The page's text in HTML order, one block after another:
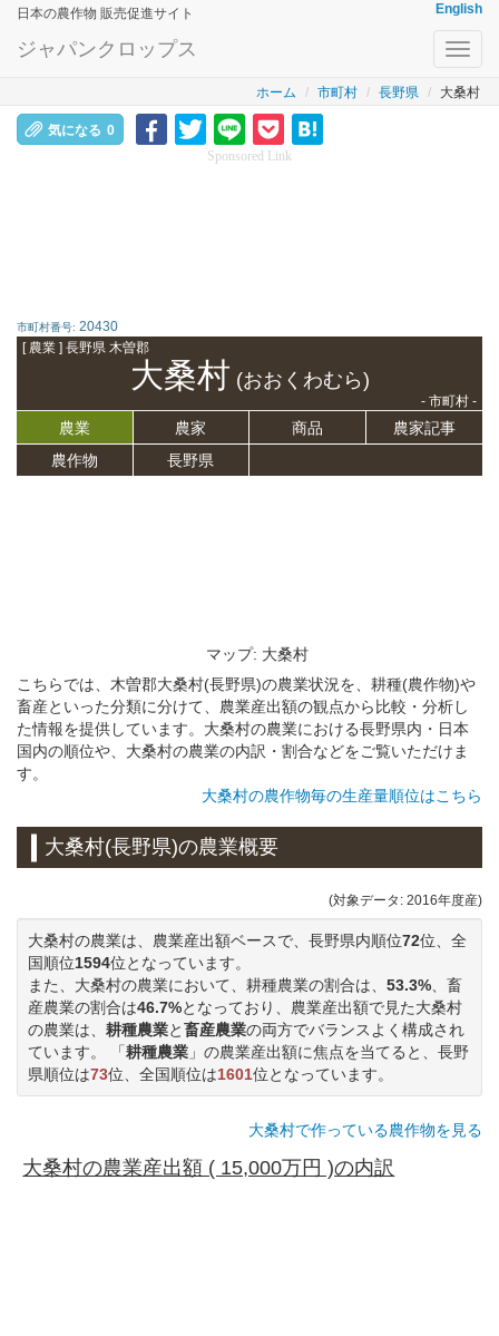
日本の農作物 販売促進サイト English
ジャパンクロップス
ホーム 市町村 長野県 大桑村
気になる 0
Sponsored Link
市町村番号: 20430
[ 農業 ] 長野県 木曽郡
大桑村 (おおくわむら)
- 市町村 -
農業 農家 商品
農家記事
農作物
長野県
マップ: 大桑村
こちらでは、木曽郡大桑村(長野県)の農業状況を、耕種(農作物)や
畜産といった分類に分けて、農業産出額の観点から比較・分析し
た情報を提供しています。大桑村の農業における長野県内・日本
国内の順位や、大桑村の農業の内訳・割合などをご覧いただけま
す。
大桑村の農作物毎の生産量順位はこちら
大桑村(長野県)の農業概要
(対象データ: 2016年度産)
大桑村の農業は、農業産出額ベースで、長野県内順位72位、全
国順位1594位となっています。
また、大桑村の農業において、耕種農業の割合は、 53.3% 、畜
産農業の割合は46.7%となっており、農業産出額で見た大桑村
の農業は、 耕種農業と畜産農業の両方でバランスよく構成され
ています。 「耕種農業 」の農業産出額に焦点を当てると、長野
県順位は73位、全国順位は1601位となっています。
大桑村で作っている農作物を見る
大桑村の農業産出額 ( 15,000万円 )の内訳